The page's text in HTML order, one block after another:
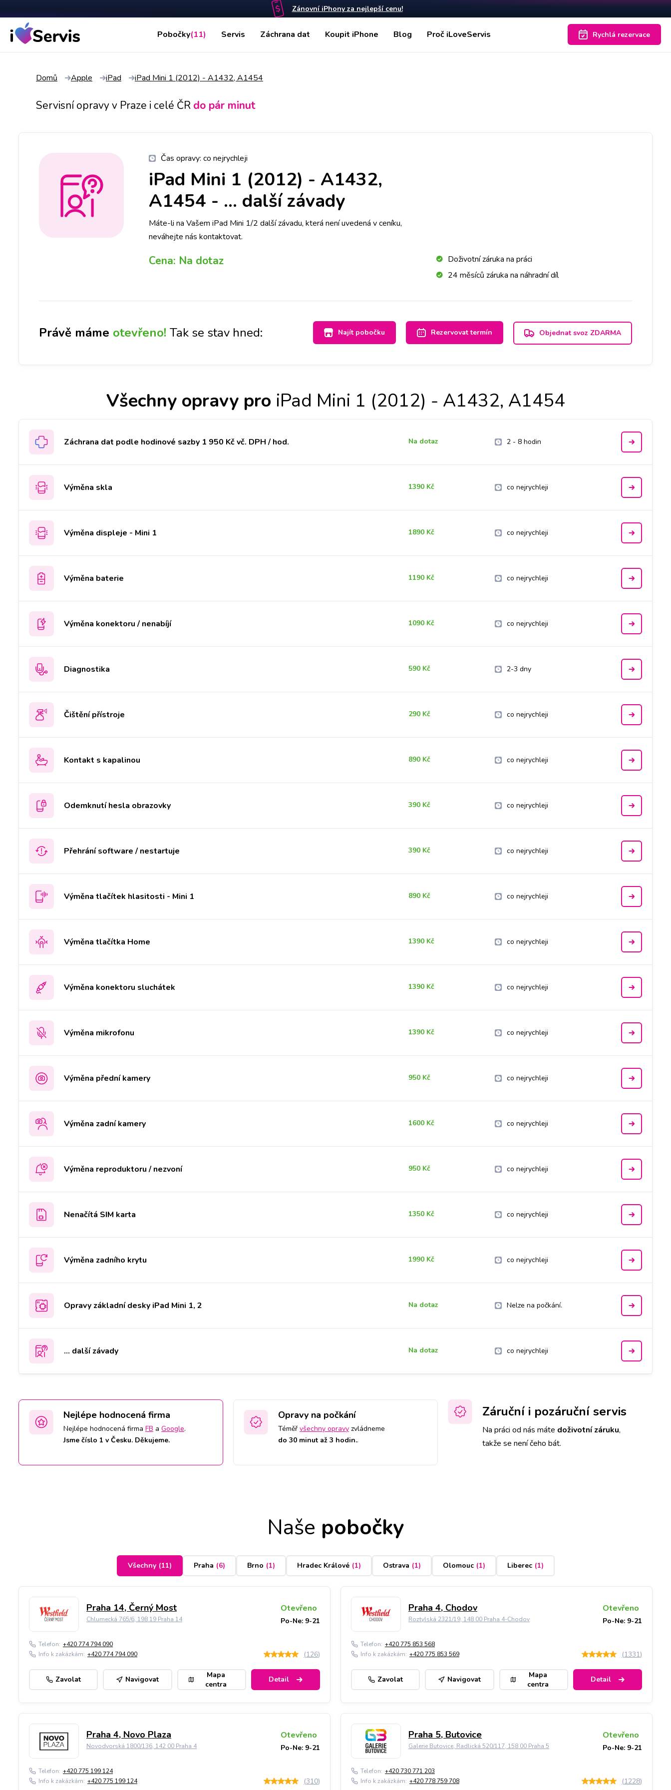
Zánovní iPhony za nejlepší cenu!
Pobočky(11) Servis Záchrana dat Koupit iPhone Blog Proč iLoveServis Rychlá rezervace
Domů Apple iPad iPad Mini 1 (2012) - A1432, A1454
Servisní opravy v Praze i celé ČR do pár minut
Čas opravy: co nejrychleji
iPad Mini 1 (2012) - A1432,
A1454 - ... další závady
Máte-li na Vašem iPad Mini 1/2 další závadu, která není uvedená v ceníku,
neváhejte nás kontaktovat.
Cena: Na dotaz
Doživotní záruka na práci
24 měsíců záruka na náhradní díl
Právě máme otevřeno! Tak se stav hned: Najít pobočku Rezervovat termín Objednat svoz ZDARMA
Všechny opravy pro iPad Mini 1 (2012) - A1432, A1454
Záchrana dat podle hodinové sazby 1 950 Kč vč. DPH / hod. Na dotaz 2 - 8 hodin
Výměna skla 1390 Kč co nejrychleji
Výměna displeje - Mini 1 1890 Kč co nejrychleji
Výměna baterie 1190 Kč co nejrychleji
Výměna konektoru / nenabíjí 1090 Kč co nejrychleji
Diagnostika 590 Kč 2-3 dny
Čištění přístroje 290 Kč co nejrychleji
Kontakt s kapalinou 890 Kč co nejrychleji
Odemknutí hesla obrazovky 390 Kč co nejrychleji
Přehrání software / nestartuje 390 Kč co nejrychleji
Výměna tlačítek hlasitosti - Mini 1 890 Kč co nejrychleji
Výměna tlačítka Home 1390 Kč co nejrychleji
Výměna konektoru sluchátek 1390 Kč co nejrychleji
Výměna mikrofonu 1390 Kč co nejrychleji
Výměna přední kamery 950 Kč co nejrychleji
Výměna zadní kamery 1600 Kč co nejrychleji
Výměna reproduktoru / nezvoní 950 Kč co nejrychleji
Nenačítá SIM karta 1350 Kč co nejrychleji
Výměna zadního krytu 1990 Kč co nejrychleji
Opravy základní desky iPad Mini 1, 2 Na dotaz Nelze na počkání.
... další závady Na dotaz co nejrychleji
Nejlépe hodnocená firma
Nejlépe hodnocená firma FB a Google.
Jsme číslo 1 v Česku. Děkujeme.
Opravy na počkání
Téměř všechny opravy zvládneme
do 30 minut až 3 hodin..
Záruční i pozáruční servis
Na práci od nás máte doživotní záruku,
takže se není čeho bát.
Naše pobočky
Všechny (11) Praha (6) Brno (1) Hradec Králové (1) Ostrava (1) Olomouc (1) Liberec (1)
Praha 14, Černý Most
Chlumecká 765/6, 198 19 Praha 14
Otevřeno
Po-Ne: 9-21
Telefon: +420 774 794 090
Info k zakázkám: +420 774 794 090 (126)
Zavolat Navigovat
Mapa
centra
Detail
Praha 4, Chodov
Roztylská 2321/19, 148 00 Praha 4-Chodov
Otevřeno
Po-Ne: 9-21
Telefon: +420 775 853 568
Info k zakázkám: +420 775 853 569 (1331)
Zavolat Navigovat
Mapa
centra
Detail
Praha 4, Novo Plaza
Novodvorská 1800/136, 142 00 Praha 4
Otevřeno
Po-Ne: 9-21
Telefon: +420 775 199 124
Info k zakázkám: +420 775 199 124 (310)
Praha 5, Butovice
Galerie Butovice, Radlická 520/117, 158 00 Praha 5
Otevřeno
Po-Ne: 9-21
Telefon: +420 730 771 203
Info k zakázkám: +420 778 759 708 (1228)